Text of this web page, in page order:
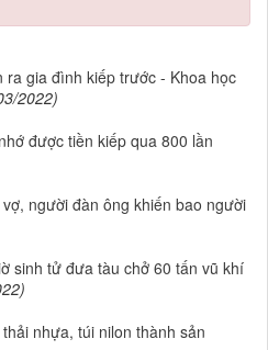
gia đình kiếp trước - Khoa học
2022)
được tiền kiếp qua 800 lần
người đàn ông khiến bao người
sinh tử đưa tàu chở 60 tấn vũ khí
nhựa, túi nilon thành sản